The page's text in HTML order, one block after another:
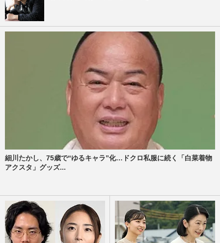
細川たかし、75歳で“ゆるキャラ”化…ドクロ私服に続く「白菜着物
アクスタ」グッズ...